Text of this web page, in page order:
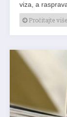
viza, a
Pročitajte više